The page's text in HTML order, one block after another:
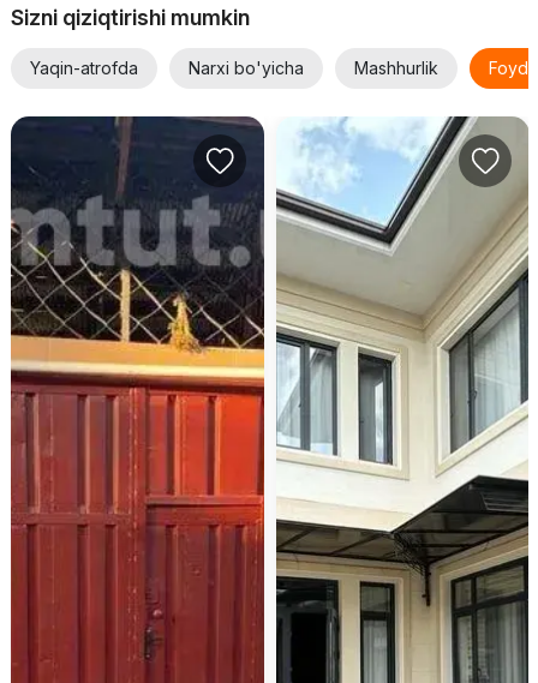
Sizni qiziqtirishi mumkin
Yaqin-atrofda Narxi bo'yicha Mashhurlik